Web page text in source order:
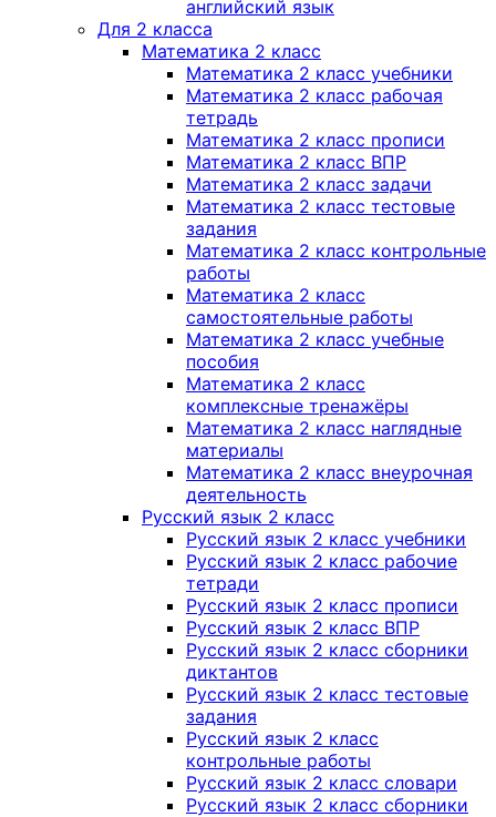
английский язык
Для 2 класса
Математика 2 класс
Математика 2 класс учебники
Математика 2 класс рабочая
тетрадь
Математика 2 класс прописи
Математика 2 класс ВПР
Математика 2 класс задачи
Математика 2 класс тестовые
задания
Математика 2 класс контрольные
работы
Математика 2 класс
самостоятельные работы
Математика 2 класс учебные
пособия
Математика 2 класс
комплексные тренажёры
Математика 2 класс наглядные
материалы
Математика 2 класс внеурочная
деятельность
Русский язык 2 класс
Русский язык 2 класс учебники
Русский язык 2 класс рабочие
тетради
Русский язык 2 класс прописи
Русский язык 2 класс ВПР
Русский язык 2 класс сборники
диктантов
Русский язык 2 класс тестовые
задания
Русский язык 2 класс
контрольные работы
Русский язык 2 класс словари
Русский язык 2 класс сборники